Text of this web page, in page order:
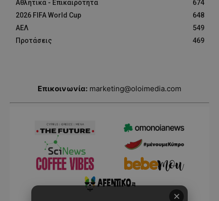
Αθλητικά - Επικαιρότητα
674
2026 FIFA World Cup
648
ΑΕΛ
549
Προτάσεις
469
Επικοινωνία: marketing@oloimedia.com
✕